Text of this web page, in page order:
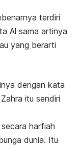
terdiri
Al sama artinya
yang berarti
dengan kata
itu sendiri
harfiah
dunia. Itu